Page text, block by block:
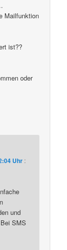
Mailfunktion
ist??
oder
Uhr :
und
SMS